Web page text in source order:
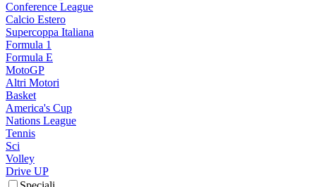
Conference League
Calcio Estero
Supercoppa Italiana
Formula 1
Formula E
MotoGP
Altri Motori
Basket
America's Cup
Nations League
Tennis
Sci
Volley
Drive UP